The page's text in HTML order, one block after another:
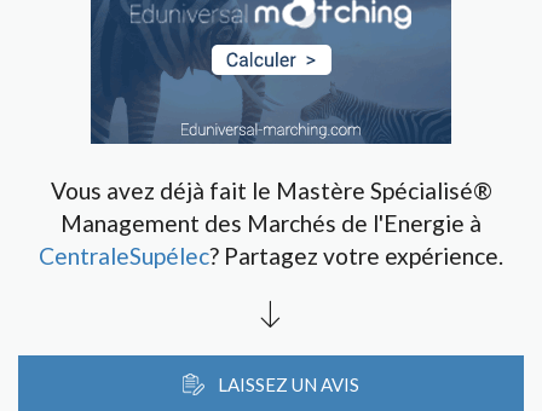
Vous avez déjà fait le Mastère Spécialisé®
Management des Marchés de l'Energie à
CentraleSupélec? Partagez votre expérience.
LAISSEZ UN AVIS